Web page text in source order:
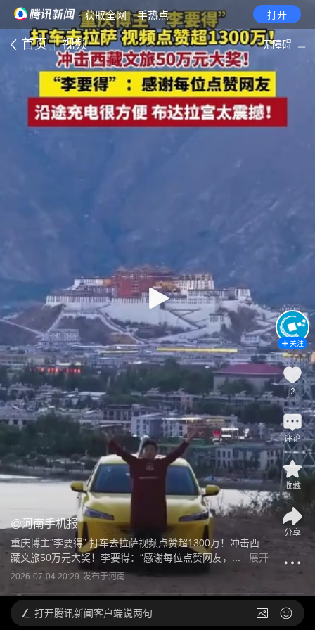
· 获取全网一手热点 打开
首页 视频 无障碍
@河南手机报
重庆博主“李要得” 打车去拉萨视频点赞超1300万！冲击西
藏文旅50万元大奖！李要得：“感谢每位点赞网友，...
展开
2026-07-04 20:29 发布于河南
关注
2
评论
收藏
分享
打开腾讯新闻客户端说两句